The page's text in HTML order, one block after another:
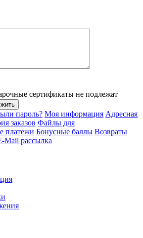
сертификаты не подлежат
пароль? Моя информация Адресная
заказов Файлы для
платежи Бонусные баллы Возвраты
Mail рассылка